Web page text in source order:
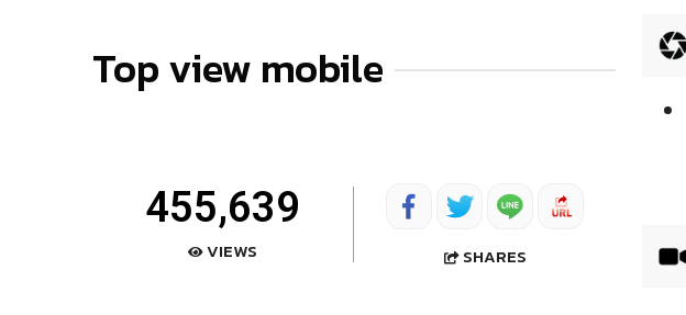
Top view mobile
455,639
VIEWS SHARES